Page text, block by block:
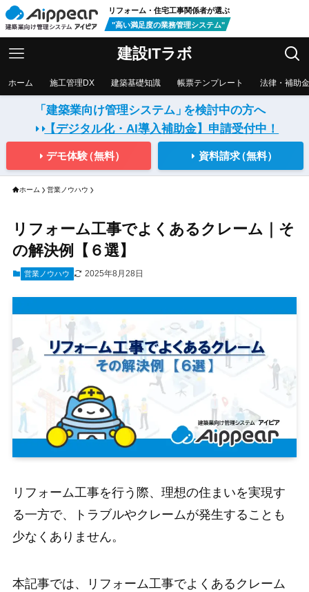
リフォーム・住宅工事関係者が選ぶ
"高い満足度の業務管理システム"
建設ITラボ
ホーム 施工管理DX 建築基礎知識 帳票テンプレート 法律・補助金
「建築業向け管理システム」を検討中の方へ
【デジタル化・AI導入補助金】申請受付中！
デモ体験（無料） 資料請求（無料）
ホーム 営業ノウハウ
リフォーム工事でよくあるクレーム｜そ
の解決例【６選】
営業ノウハウ 2025年8月28日
リフォーム工事を行う際、理想の住まいを実現す
る一方で、トラブルやクレームが発生することも
少なくありません。
本記事では、リフォーム工事でよくあるクレーム